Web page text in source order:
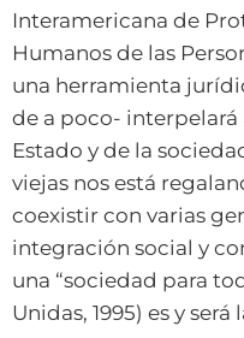
Interamericana de
Humanos de las
una herramienta
de a poco- interpelará
Estado y de la
viejas nos está
coexistir con varias
integración social y
una “sociedad para
Unidas, 1995) es y será